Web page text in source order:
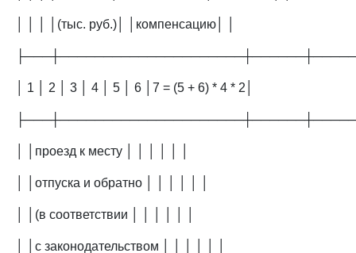
│ │ │ │(тыс. руб.)│ │компенсацию│ │
│ 1 │ 2 │ 3 │ 4 │ 5 │ 6 │7 = (5 + 6) * 4 * 2│
│ │проезд к месту │ │ │ │ │ │
│ │отпуска и обратно │ │ │ │ │ │
│ │(в соответствии │ │ │ │ │ │
│ │с законодательством │ │ │ │ │ │